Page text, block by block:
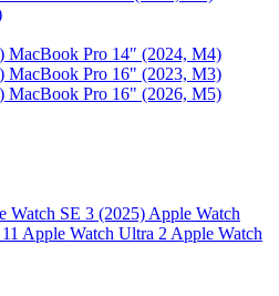
MacBook Pro 14″ (2024, M4)
MacBook Pro 16" (2023, M3)
MacBook Pro 16" (2026, M5)
Watch SE 3 (2025) Apple Watch
Apple Watch Ultra 2 Apple Watch